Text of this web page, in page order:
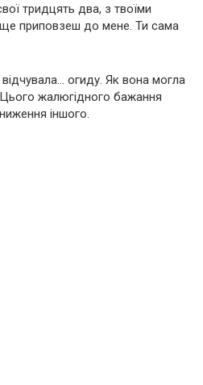
тридцять два, з твоїми
приповзеш до мене. Ти сама
огиду. Як вона могла
жалюгідного бажання
іншого.